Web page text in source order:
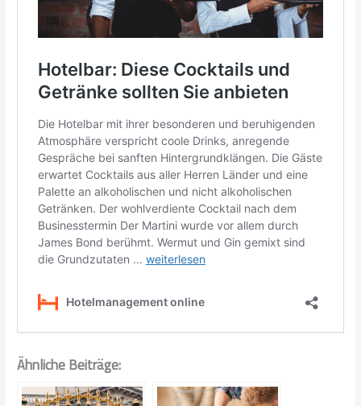
Ähnliche Beiträge: